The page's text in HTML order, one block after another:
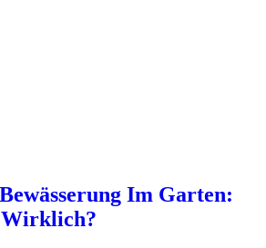
Im Garten:
Wirklich?